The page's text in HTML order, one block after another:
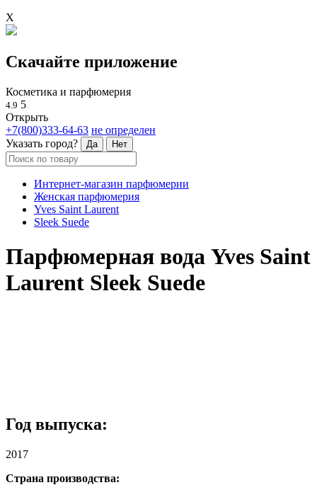
X
Скачайте приложение
Косметика и парфюмерия
4.9 5
Открыть
+7(800)333-64-63 не определен
Указать город?
Да Нет
Интернет-магазин парфюмерии
Женская парфюмерия
Yves Saint Laurent
Sleek Suede
Парфюмерная вода Yves Saint
Laurent Sleek Suede
Год выпуска:
2017
Страна производства: